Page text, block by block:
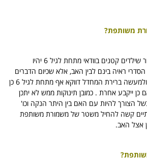
משותפת?
בשנים עברו היה כל כך ברור שילדים קטנים בוודאי מתחת לגיל 6 יהיו
ראיה בינם לבין האב, אלא שכיום הדברים
השתנו מהקצה אל הקצה ולמעשה ברירת המחדל דווקא אף מתחת לגיל 6 כן
ייקבע אחרת . כמובן תינוקות ממש לא יתכן
הצורך להיות עם האם בין היתר הנקה וכו'
קשה להחיל משטר של משמורת משותפת
אצל האב.